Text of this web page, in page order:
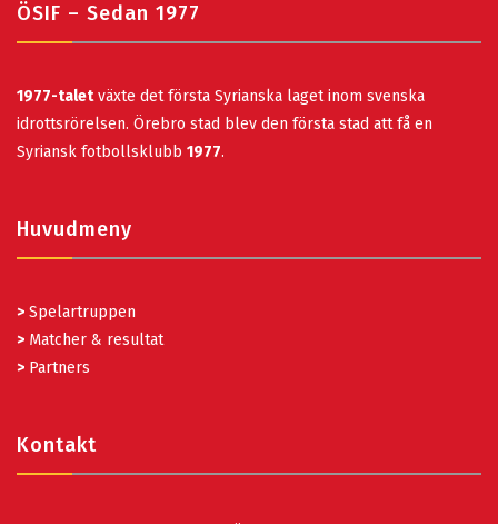
ÖSIF – Sedan 1977
1977-taletväxte det första Syrianska laget inom svenska
idrottsrörelsen. Örebro stad blev den första stad att få en
Syriansk fotbollsklubb 1977.
Huvudmeny
> Spelartruppen
> Matcher & resultat
> Partners
Kontakt